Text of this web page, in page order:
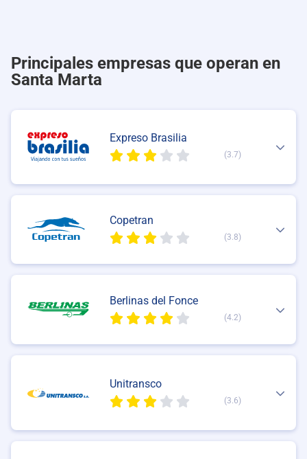
Principales empresas que operan en
Santa Marta
Expreso Brasilia
(3.7)
Copetran
(3.8)
Berlinas del Fonce
(4.2)
Unitransco
(3.6)